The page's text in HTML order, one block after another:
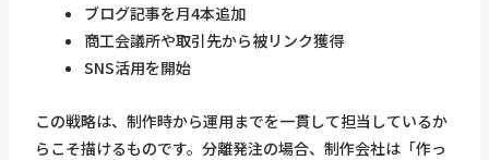
ブログ記事を月4本追加
商工会議所や取引先から被リンク獲得
SNS活用を開始
この戦略は、制作時から運用までを一貫して担当しているか
らこそ描けるものです。分離発注の場合、制作会社は「作っ